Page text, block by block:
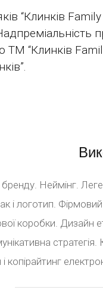
“Клинків
ТМ “Клинків
Неймінг.
і логотип.
коробки. Дизайн
копірайтинг